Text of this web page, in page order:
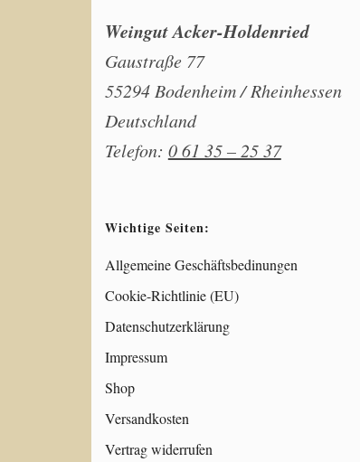
Weingut Acker-Holdenried
Gaustraße 77
55294 Bodenheim / Rheinhessen
Deutschland
Telefon: 0 61 35 – 25 37
Wichtige Seiten:
Allgemeine Geschäftsbedinungen
Cookie-Richtlinie (EU)
Datenschutzerklärung
Impressum
Shop
Versandkosten
Vertrag widerrufen